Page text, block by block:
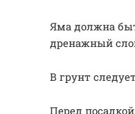
Яма должна
дренажный
В грунт
Перед